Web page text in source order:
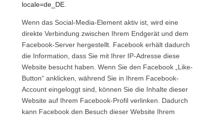
locale=de_DE.
Wenn das Social-Media-Element aktiv ist, wird eine
direkte Verbindung zwischen Ihrem Endgerät und dem
Facebook-Server hergestellt. Facebook erhält dadurch
die Information, dass Sie mit Ihrer IP-Adresse diese
Website besucht haben. Wenn Sie den Facebook „Like-
Button“ anklicken, während Sie in Ihrem Facebook-
Account eingeloggt sind, können Sie die Inhalte dieser
Website auf Ihrem Facebook-Profil verlinken. Dadurch
kann Facebook den Besuch dieser Website Ihrem